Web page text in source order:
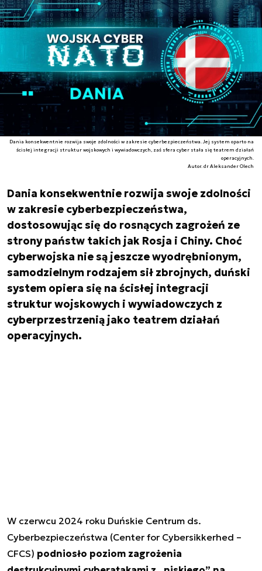
Dania konsekwentnie rozwija swoje zdolności w zakresie cyberbezpieczeństwa. Jej system oparto na
ścisłej integracji struktur wojskowych i wywiadowczych, zaś sfera cyber stała się teatrem działań
operacyjnych.
Autor. dr Aleksander Olech
Dania konsekwentnie rozwija swoje zdolności
w zakresie cyberbezpieczeństwa,
dostosowując się do rosnących zagrożeń ze
strony państw takich jak Rosja i Chiny. Choć
cyberwojska nie są jeszcze wyodrębnionym,
samodzielnym rodzajem sił zbrojnych, duński
system opiera się na ścisłej integracji
struktur wojskowych i wywiadowczych z
cyberprzestrzenią jako teatrem działań
operacyjnych.
W czerwcu 2024 roku Duńskie Centrum ds.
Cyberbezpieczeństwa (Center for Cybersikkerhed –
CFCS) podniosło poziom zagrożenia